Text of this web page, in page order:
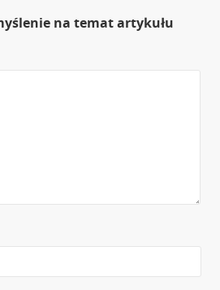
na temat artykułu